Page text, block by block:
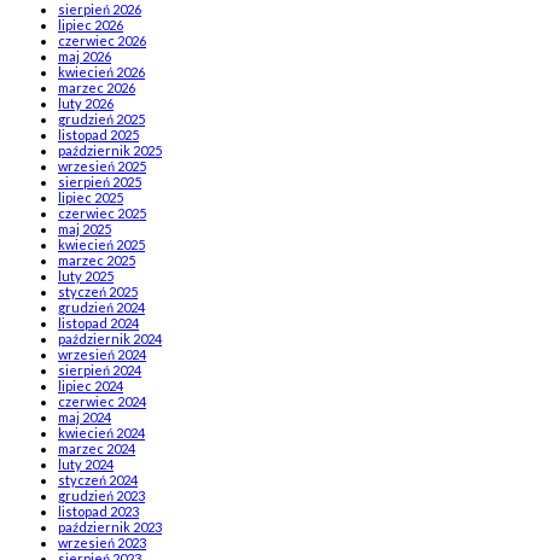
sierpień 2026
lipiec 2026
czerwiec 2026
maj 2026
kwiecień 2026
marzec 2026
luty 2026
grudzień 2025
listopad 2025
październik 2025
wrzesień 2025
sierpień 2025
lipiec 2025
czerwiec 2025
maj 2025
kwiecień 2025
marzec 2025
luty 2025
styczeń 2025
grudzień 2024
listopad 2024
październik 2024
wrzesień 2024
sierpień 2024
lipiec 2024
czerwiec 2024
maj 2024
kwiecień 2024
marzec 2024
luty 2024
styczeń 2024
grudzień 2023
listopad 2023
październik 2023
wrzesień 2023